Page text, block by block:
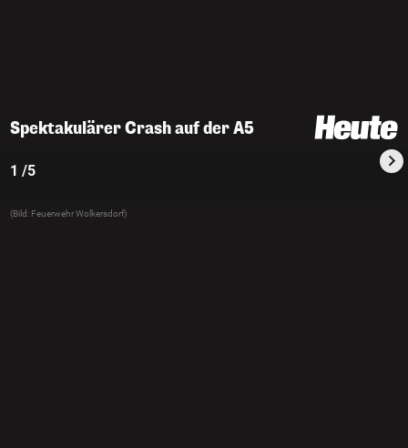
Spektakulärer Crash auf der A5
1 /5
(Bild: Feuerwehr Wolkersdorf)